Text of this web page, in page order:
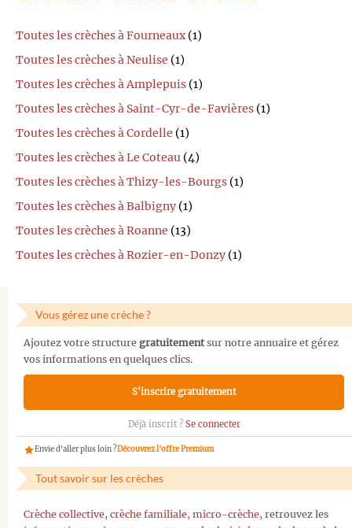
Toutes les crèches à Fourneaux(1)
Toutes les crèches à Neulise (1)
Toutes les crèches à Amplepuis (1)
Toutes les crèches à Saint-Cyr-de-Favières (1)
Toutes les crèches à Cordelle (1)
Toutes les crèches à Le Coteau (4)
Toutes les crèches à Thizy-les-Bourgs (1)
Toutes les crèches à Balbigny (1)
Toutes les crèches à Roanne (13)
Toutes les crèches à Rozier-en-Donzy (1)
Vous gérez une crèche ?
Ajoutez votre structure gratuitementsur notre annuaire et gérez
vos informations en quelques clics.
S'inscrire gratuitement
Déjà inscrit ? Se connecter
Envie d'aller plus loin ?Découvrez l'offre Premium
Tout savoir sur les crèches
Crèche collective, crèche familiale, micro-crèche, retrouvez les